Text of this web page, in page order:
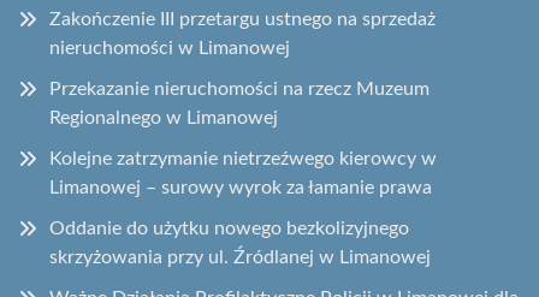
Zakończenie III przetargu ustnego na sprzedaż
nieruchomości w Limanowej
Przekazanie nieruchomości na rzecz Muzeum
Regionalnego w Limanowej
Kolejne zatrzymanie nietrzeźwego kierowcy w
Limanowej – surowy wyrok za łamanie prawa
Oddanie do użytku nowego bezkolizyjnego
skrzyżowania przy ul. Źródlanej w Limanowej